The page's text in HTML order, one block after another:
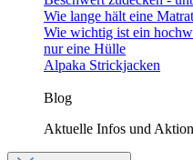
Wie lange hält eine
Wie wichtig ist ein
nur eine Hülle
Alpaka Strickjacken
Blog
Aktuelle Infos und